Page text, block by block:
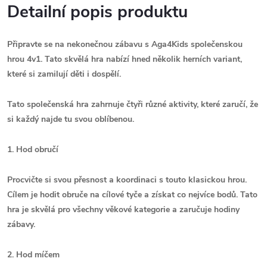
Detailní popis produktu
Připravte se na nekonečnou zábavu s Aga4Kids společenskou
hrou 4v1. Tato skvělá hra nabízí hned několik herních variant,
které si zamilují děti i dospělí.
Tato společenská hra zahrnuje čtyři různé aktivity, které zaručí, že
si každý najde tu svou oblíbenou.
1. Hod obručí
Procvičte si svou přesnost a koordinaci s touto klasickou hrou.
Cílem je hodit obruče na cílové tyče a získat co nejvíce bodů. Tato
hra je skvělá pro všechny věkové kategorie a zaručuje hodiny
zábavy.
2. Hod míčem